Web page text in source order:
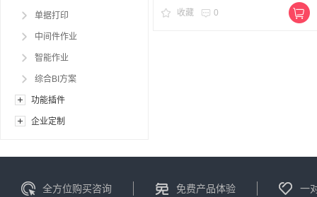
单据打印
中间件作业
智能作业
综合BI方案
功能插件
企业定制
收藏 0
全方位购买咨询 免费产品体验 一